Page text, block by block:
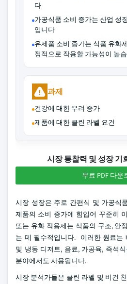
다
가공식품 소비 증가는 산업 성
입니다
유제품 소비 증가는 식품 유화
정적으로 작용할 가능성이 높
과제
건강에 대한 우려 증가
제품에 대한 클린 라벨 요건
시장 통찰력 및 성장 기
무료 PDF 다운
시장 성장은 주로 간편식 및 가공식
제품의 소비 증가에 힘입어 꾸준히
또는 유화 작용제는 식품의 구조, 안
는 데 필수적입니다. 이러한 원료는
및 냉동 디저트, 음료, 가공육, 즉석
분야에서도 사용됩니다.
시장 분석가들은 클린 라벨 및 비건